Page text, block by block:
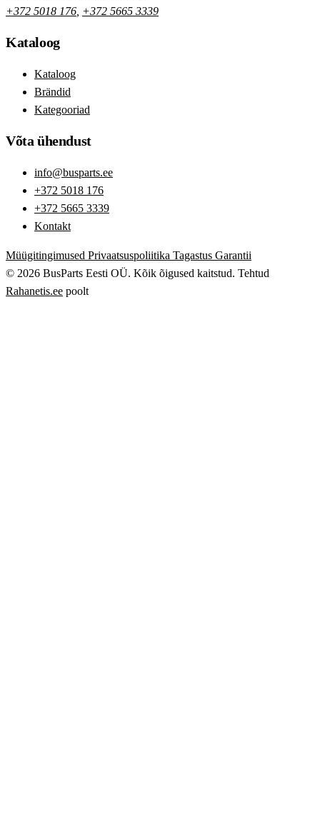
+372 5018 176 +372 5665 3339
Kataloog
Kataloog
Brändid
Kategooriad
Võta ühendust
info@busparts.ee
+372 5018 176
+372 5665 3339
Kontakt
Müügitingimused Privaatsuspoliitika Tagastus Garantii
© 2026 BusParts Eesti OÜ. Kõik õigused kaitstud. Tehtud
Rahanetis.ee poolt